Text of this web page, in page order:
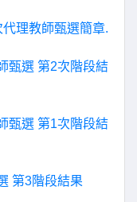
理教師甄選簡章.
甄選 第2次階段結
甄選 第1次階段結
第3階段結果